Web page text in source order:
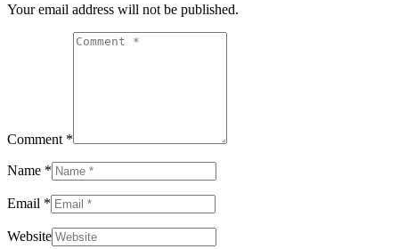
Your email address will not be published.
Comment *
Name *
Email *
Website